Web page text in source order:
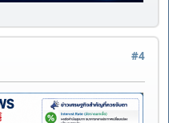
#4